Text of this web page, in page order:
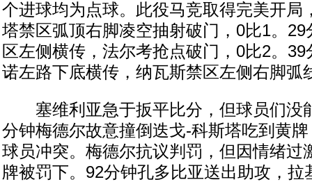
个进球均为点球。此役马竞取得完美开局
塔禁区弧顶右脚凌空抽射破门，0比1。
区左侧横传，法尔考抢点破门，0比2。
诺左路下底横传，纳瓦斯禁区左侧右脚弧
塞维利亚急于扳平比分，但球员们没
分钟梅德尔故意撞倒迭戈-科斯塔吃到黄
球员冲突。梅德尔抗议判罚，但因情绪过
牌被罚下。92分钟孔多比亚送出助攻，拉